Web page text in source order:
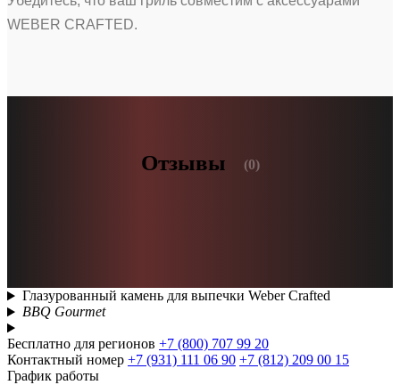
WEBER CRAFTED.
Отзывы (0)
Глазурованный камень для выпечки Weber Crafted
BBQ Gourmet
Бесплатно для регионов +7 (800) 707 99 20
Контактный номер +7 (931) 111 06 90 +7 (812) 209 00 15
График работы